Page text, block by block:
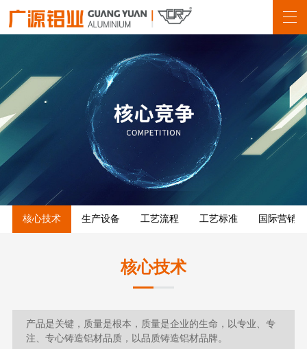
核心技术 生产设备 工艺流程 工艺标准 国际营销
核心技术
产品是关键，质量是根本，质量是企业的生命，以专业、专
注、专心铸造铝材品质，以品质铸造铝材品牌。